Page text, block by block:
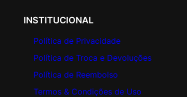
INSTITUCIONAL
Política de Privacidade
Política de Troca e Devoluções
Política de Reembolso
Termos & Condições de Uso